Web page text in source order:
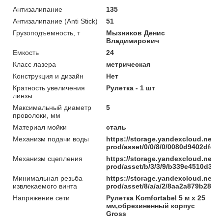
Антизалипание
135
Антизалипание (Anti Stick)
51
Грузоподъемность, т
Мызников Денис
Владимирович
Емкость
24
Класс лазера
метрическая
Конструкция и дизайн
Нет
Кратность увеличения
линзы
Рулетка - 1 шт
Максимальный диаметр
проволоки, мм
5
Материал мойки
сталь
Механизм подачи воды
https://storage.yandexcloud.net/
prod/asset/0/0/8/0/
Механизм сцепления
https://storage.yandexcloud.net/
prod/asset/b/3/3/9/
Минимальная резьба
извлекаемого винта
https://storage.yandexcloud.net/
prod/asset/8/a/a/2/
Напряжение сети
Рулетка Komfortabel 5 м х 25
мм,обрезиненный корпус
Gross